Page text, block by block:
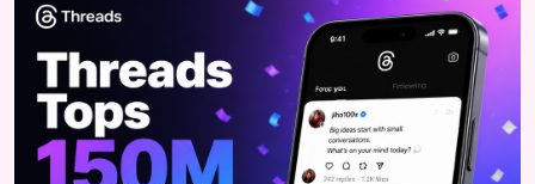
Usługi
API
Warunki
Blog